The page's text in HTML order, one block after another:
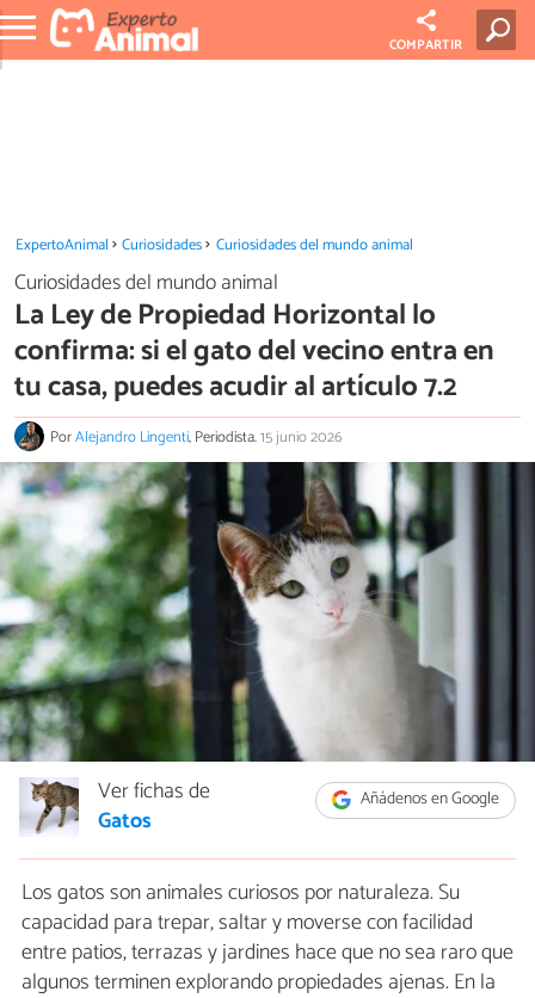
COMPARTIR
ExpertoAnimal Curiosidades Curiosidades del mundo animal
Curiosidades del mundo animal
La Ley de Propiedad Horizontal lo
confirma: si el gato del vecino entra en
tu casa, puedes acudir al artículo 7.2
PorAlejandro Lingenti, Periodista.15 junio 2026
Añádenos en Google
Ver fichas de
Gatos
Los gatos son animales curiosos por naturaleza. Su
capacidad para trepar, saltar y moverse con facilidad
entre patios, terrazas y jardines hace que no sea raro que
algunos terminen explorando propiedades ajenas. En la